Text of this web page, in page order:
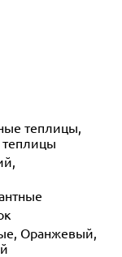
теплицы,
Оранжевый,